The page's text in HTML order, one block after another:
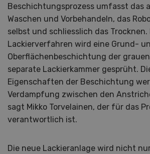
Beschichtungsprozess umfasst das
Waschen und Vorbehandeln, das
selbst und schliesslich das Trocknen.
Lackierverfahren wird eine Grund-
Oberflächenbeschichtung der
separate Lackierkammer gesprüht.
Eigenschaften der Beschichtung
Verdampfung zwischen den
sagt Mikko Torvelainen, der für das
verantwortlich ist.
Die neue Lackieranlage wird nicht